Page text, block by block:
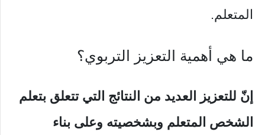
المتعلم.
ما هي أهمية التعزيز التربوي؟
إنّ للتعزيز العديد من النتائج التي تتعلق بتعلم
الشخص المتعلم وبشخصيته وعلى بناء